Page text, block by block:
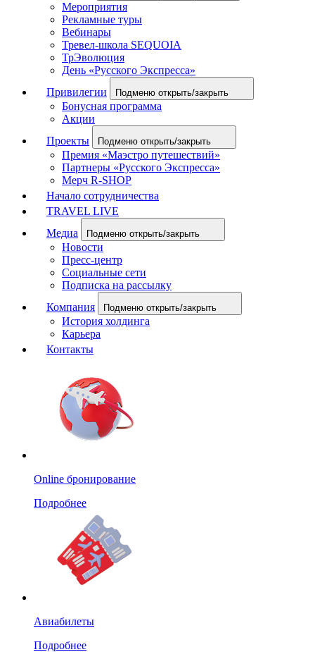
Мероприятия
Рекламные туры
Вебинары
Тревел-школа SEQUOIA
ТрЭволюция
День «Русского Экспресса»
Привилегии
Подменю открыть/закрыть
Бонусная программа
Акции
Проекты
Подменю открыть/закрыть
Премия «Маэстро путешествий»
Партнеры «Русского Экспресса»
Мерч R-SHOP
Начало сотрудничества
TRAVEL LIVE
Медиа
Подменю открыть/закрыть
Новости
Пресс-центр
Социальные сети
Подписка на рассылку
Компания
Подменю открыть/закрыть
История холдинга
Карьера
Контакты
Online бронирование
Подробнее
Авиабилеты
Подробнее